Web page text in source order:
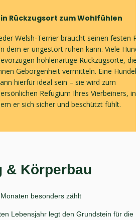
Rückzugsort zum Wohlfühlen
Welsh-Terrier braucht seinen festen
dem er ungestört ruhen kann. Viele
höhlenartige Rückzugsorte, die
Geborgenheit vermitteln. Eine
hierfür ideal sein – sie wird zum
Refugium Ihres Vierbeiners, in
er sich sicher und beschützt fühlt.
& Körperbau
besonders zählt
Lebensjahr legt den Grundstein für die